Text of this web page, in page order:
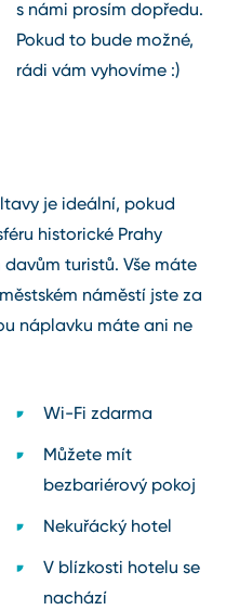
s námi prosím dopředu.
Pokud to bude možné,
rádi vám vyhovíme :)
je ideální, pokud
historické Prahy
turistů. Vše máte
náměstí jste za
náplavku máte ani ne
Wi⁠-⁠Fi zdarma
Můžete mít
bezbariérový pokoj
Nekuřácký hotel
V blízkosti hotelu se
nachází